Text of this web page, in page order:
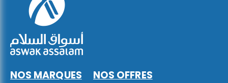
NOS MARQUES NOS OFFRES